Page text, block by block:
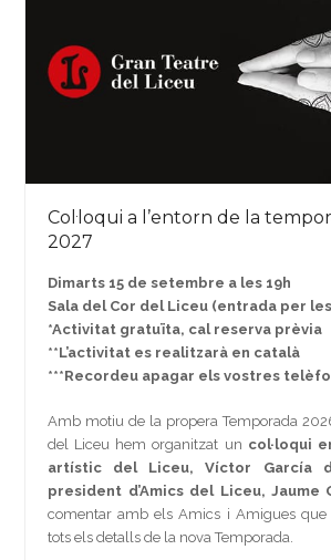
Col·loqui a l’entorn de la
2027
Dimarts 15 de setembre a les 19h
Sala del Cor del Liceu (entrada per
*Activitat gratuïta, cal reserva prèvia
**L’activitat es realitzarà en català
***Recordeu apagar els vostres
Amb motiu de la propera Temporada
del Liceu hem organitzat un col·loqui
artístic del Liceu, Víctor García
president d’Amics del Liceu, Jaume
comentar amb els Amics i Amigues que
tots els detalls de la nova Temporada.